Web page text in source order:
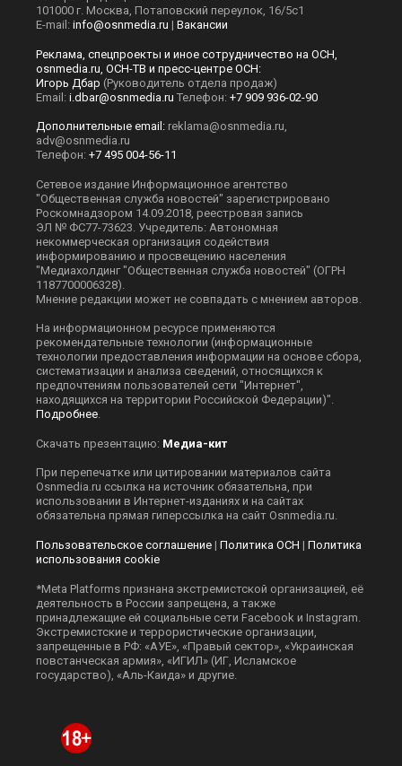
101000 г. Москва, Потаповский переулок, 16/5с1
E-mail: info@osnmedia.ru | Вакансии
Реклама, спецпроекты и иное сотрудничество на ОСН,
osnmedia.ru, ОСН-ТВ и пресс-центре ОСН:
Игорь Дбар (Руководитель отдела продаж)
Email: i.dbar@osnmedia.ru Телефон: +7 909 936-02-90
Дополнительные email: reklama@osnmedia.ru
adv@osnmedia.ru
Телефон: +7 495 004-56-11
Сетевое издание Информационное агентство
"Общественная служба новостей" зарегистрировано
Роскомнадзором 14.09.2018, реестровая запись
ЭЛ № ФС77-73623. Учредитель: Автономная
некоммерческая организация содействия
информированию и просвещению населения
"Медиахолдинг "Общественная служба новостей" (ОГРН
1187700006328).
Мнение редакции может не совпадать с мнением авторов.
На информационном ресурсе применяются
рекомендательные технологии (информационные
технологии предоставления информации на основе сбора,
систематизации и анализа сведений, относящихся к
предпочтениям пользователей сети "Интернет",
находящихся на территории Российской Федерации)".
Подробнее
Скачать презентацию: Медиа-кит
При перепечатке или цитировании материалов сайта
Оsnmedia.ru ссылка на источник обязательна, при
использовании в Интернет-изданиях и на сайтах
обязательна прямая гиперссылка на сайт Оsnmedia.ru.
Пользовательское соглашение | Политика ОСН | Политика
использования cookie
*Meta Platforms признана экстремистской организацией, её
деятельность в России запрещена, а также
принадлежащие ей социальные сети Facebook и Instagram.
Экстремистские и террористические организации,
запрещенные в РФ: «АУЕ», «Правый сектор», «Украинская
повстанческая армия», «ИГИЛ» (ИГ, Исламское
государство), «Аль-Каида» и другие.